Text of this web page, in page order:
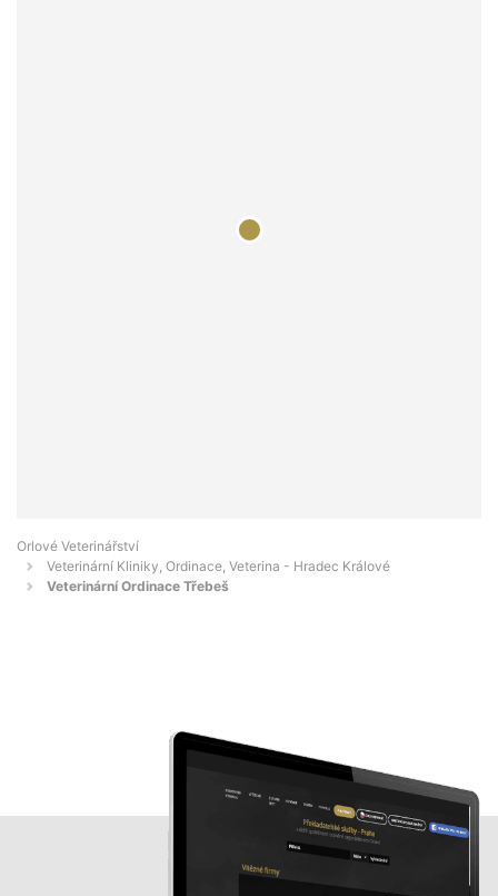
Orlové Veterinářství
Veterinární Kliniky, Ordinace, Veterina - Hradec Králové
Veterinární Ordinace Třebeš